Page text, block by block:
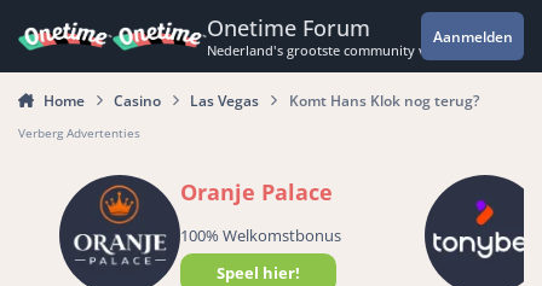
Onetime Forum
Nederland's grootste community voor de
Aanmelden
Home Casino Las Vegas Komt Hans Klok nog terug?
Verberg Advertenties
Oranje Palace
100% Welkomstbonus
Speel hier!